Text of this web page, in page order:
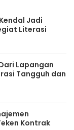
Jadi
Literasi
Lapangan
Tangguh dan
Kontrak